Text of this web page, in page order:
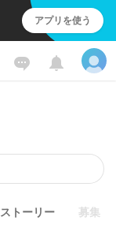
アプリを使う
ストーリー 募集